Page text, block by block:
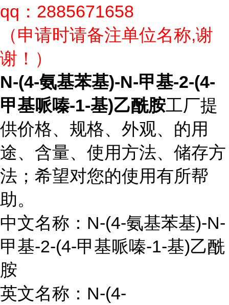
qq：2885671658
（申请时请备注单位名称,谢
谢！）
N-(4-氨基苯基)-N-甲基-2-(4-
甲基哌嗪-1-基)乙酰胺工厂提
供价格、规格、外观、的用
途、含量、使用方法、储存方
法；希望对您的使用有所帮
助。
中文名称：N-(4-氨基苯基)-N-
甲基-2-(4-甲基哌嗪-1-基)乙酰
胺
英文名称：N-(4-